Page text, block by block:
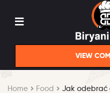
VIEW
Home Food
Jak odebrać